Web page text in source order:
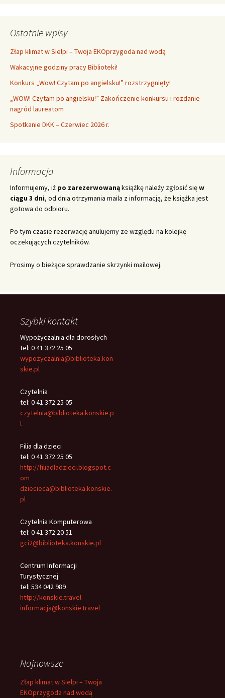
Ostatnie wpisy
Złap klimat w Sielpi – Twoja EKOprzygoda nad wodą
Wakacyjne godziny pracy Biblioteki!
Konkurs „Wow! Czytam po angielsku!” rozstrzygnięty!
„WOW! Czytam po angielsku!” Zakończenie konkursu i rozdanie
nagród laureatom
Spotkanie DKK – Czerwiec 2026 r.
Informacja
Informujemy, iż po zarezerwowanąksiążkę należy zgłosić sięw
ciągu 3 dni, od dnia otrzymania maila z informacją, że książka jest
gotowa do odbioru.
Po tym czasie rezerwację anulujemy ze względu na kolejkę
oczekujących czytelników.
Prosimy o bieżące sprawdzanie skrzynki mailowej.
Szybki kontakt
Wypożyczalnia dla dorosłych
tel: 0 41 372 25 05
wypozyczalnia@biblioteka.kon
skie.pl
Czytelnia
tel: 0 41 372 25 05
czytelnia@biblioteka.konskie.p
l
Filia dla dzieci
tel: 0 41 372 25 05
http://filiadladzieci.blogspot.c
om
dziecieca@biblioteka.konskie.
pl
Czytelnia Komputerowa
tel: 0 41 372 20 51
gci2@biblioteka.konskie.pl
Centrum Informacji
Turystycznej
tel: 534 042 989
http://konskie.travel
informacja@konskie.travel
Najnowsze
Złap klimat w Sielpi – Twoja
EKOprzygoda nad wodą